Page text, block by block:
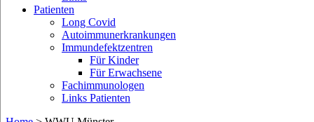
Patienten
Long Covid
Autoimmunerkrankungen
Immundefektzentren
Für Kinder
Für Erwachsene
Fachimmunologen
Links Patienten